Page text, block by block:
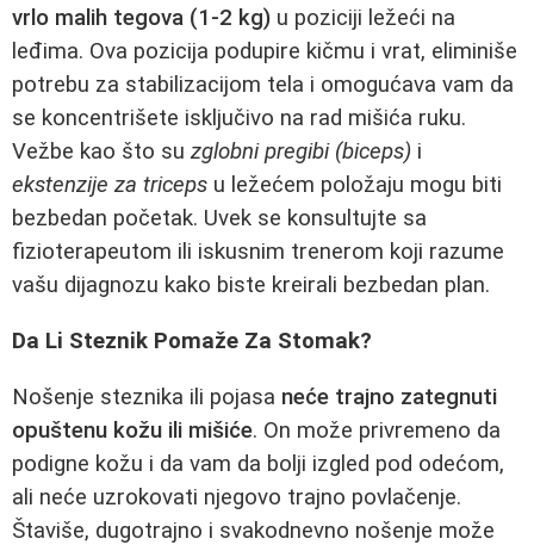
vrlo malih tegova (1-2 kg) u poziciji ležeći na
leđima. Ova pozicija podupire kičmu i vrat, eliminiše
potrebu za stabilizacijom tela i omogućava vam da
se koncentrišete isključivo na rad mišića ruku.
Vežbe kao što su zglobni pregibi (biceps) i
ekstenzije za triceps u ležećem položaju mogu biti
bezbedan početak. Uvek se konsultujte sa
fizioterapeutom ili iskusnim trenerom koji razume
vašu dijagnozu kako biste kreirali bezbedan plan.
Da Li Steznik Pomaže Za Stomak?
Nošenje steznika ili pojasa neće trajno zategnuti
opuštenu kožu ili mišiće. On može privremeno da
podigne kožu i da vam da bolji izgled pod odećom,
ali neće uzrokovati njegovo trajno povlačenje.
Štaviše, dugotrajno i svakodnevno nošenje može